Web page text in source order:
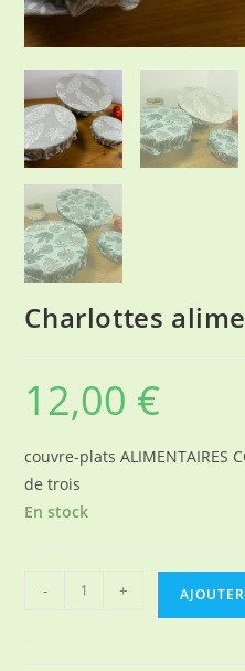
Charlottes
12,00 €
couvre-plats ALIMENTAIRES
de trois
En stock
quantité
- +